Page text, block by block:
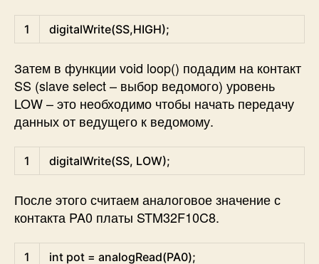
1 digitalWrite(SS,HIGH);
Затем в функции void loop() подадим на контакт
SS (slave select – выбор ведомого) уровень
LOW – это необходимо чтобы начать передачу
данных от ведущего к ведомому.
1 digitalWrite(SS, LOW);
После этого считаем аналоговое значение с
контакта PA0 платы STM32F10C8.
1 int pot = analogRead(PA0);